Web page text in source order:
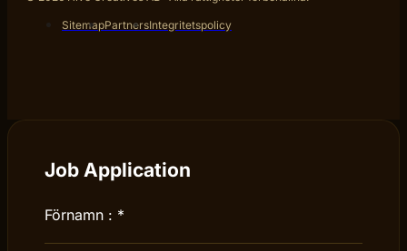
SitemapPartnersIntegritetspolicy
Job Application
Förnamn : *